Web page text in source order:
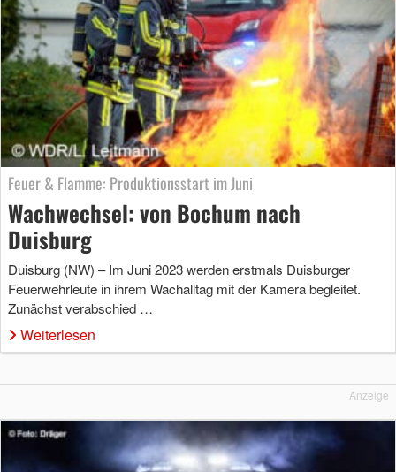
Feuer & Flamme: Produktionsstart im Juni
Wachwechsel: von Bochum nach
Duisburg
Duisburg (NW) – Im Juni 2023 werden erstmals Duisburger
Feuerwehrleute in ihrem Wachalltag mit der Kamera begleitet.
Zunächst verabschied …
Weiterlesen
Anzeige